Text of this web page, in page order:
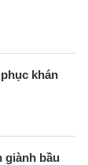
khán
giành bầu